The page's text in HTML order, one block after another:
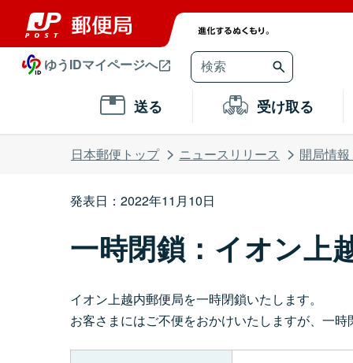
ゆうIDマイページへ
送る 受け取る
日本郵便トップ ニュースリリース 開局情報
発表日：2022年11月10日
一時閉鎖：イオン上
イオン上越内郵便局を一時閉鎖いたします。
お客さまにはご不便をおかけいたしますが、一